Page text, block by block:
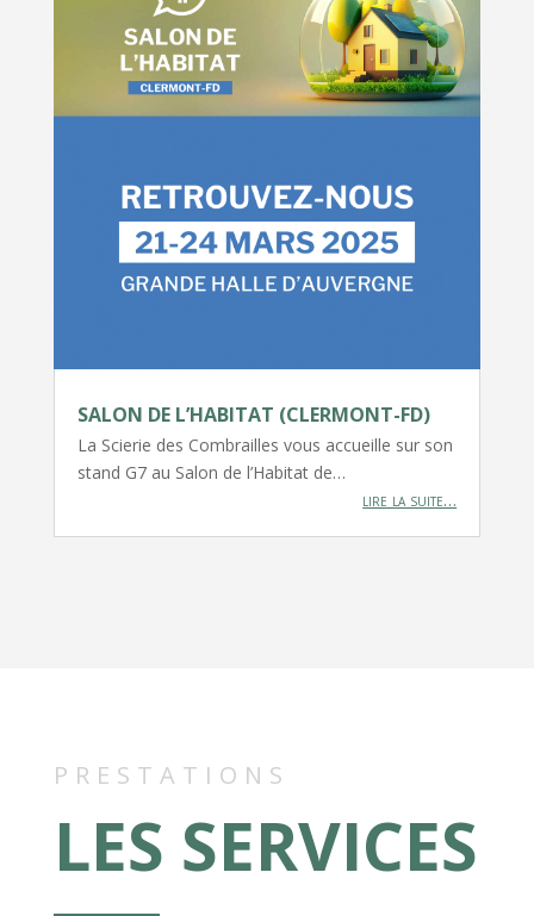
SALON DE L’HABITAT (CLERMONT-FD)
La Scierie des Combrailles vous accueille sur son
stand G7 au Salon de l’Habitat de…
lire la suite…
PRESTATIONS
LES SERVICES